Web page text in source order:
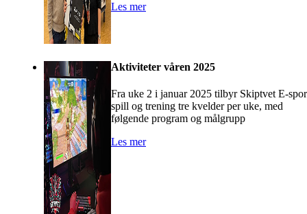
Les mer
Aktiviteter våren 2025
Fra uke 2 i januar 2025 tilbyr Skiptvet E-
spill og trening tre kvelder per uke, med
følgende program og målgrupp
Les mer